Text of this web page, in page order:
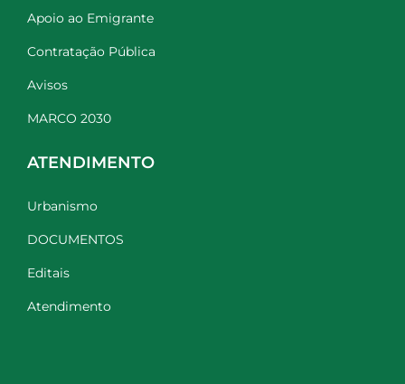
Apoio ao Emigrante
Contratação Pública
Avisos
MARCO 2030
ATENDIMENTO
Urbanismo
DOCUMENTOS
Editais
Atendimento